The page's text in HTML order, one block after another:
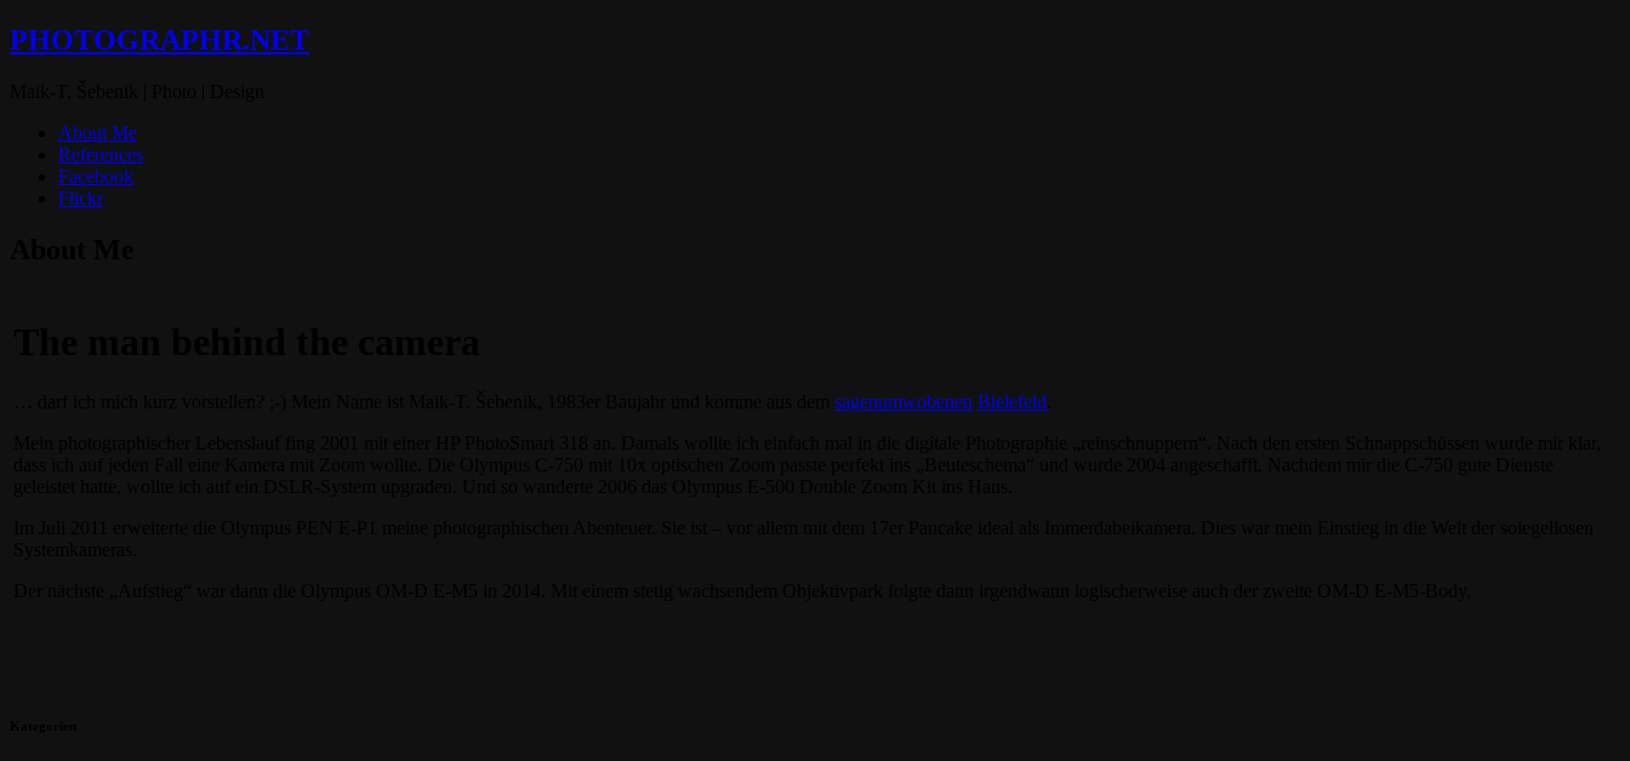
PHOTOGRAPHR.NET
About Me
References
Facebook
Flickr
sagenumwobenen Bielefeld